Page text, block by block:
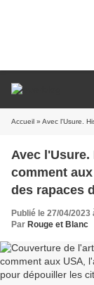
Accueil » Avec l'Usure. Histoire de la famille
Avec
comment
des rapaces du privé pour dépouiller les
citoyens de
Publié le 27/04/2023
Par Rouge et Blanc